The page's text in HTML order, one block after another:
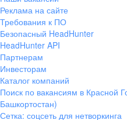
Реклама на сайте
Требования к ПО
Безопасный HeadHunter
HeadHunter API
Партнерам
Инвесторам
Каталог компаний
Поиск по вакансиям в Красной
Башкортостан)
Сетка: соцсеть для нетворкинга